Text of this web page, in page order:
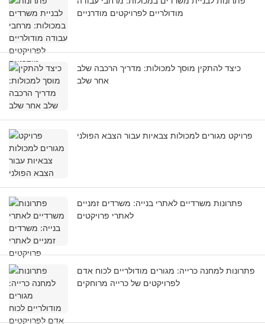
מודולריים לפרויקטים מודרניים
כיצד להתקין מוסך למכולות: מדריך הרכבה שלב
אחר שלב
פרויקט מגורים למכולות צבאיות עבור הצבא הפולני
פתרונות משרדיים לאתרי בנייה: משרדים זמניים
לאתרי פרויקטים
פתרונות למחנה כרייה: מגורים מודולריים לכוח אדם
לפרויקטים של כרייה מרוחקים